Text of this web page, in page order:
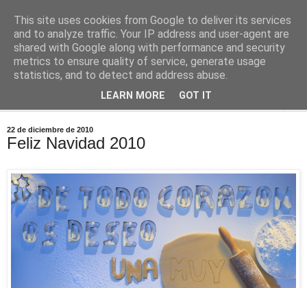
Comoju
La Cocina del Día a Día y el día a día de la Gastronomía
22 de diciembre de 2010
Feliz Navidad 2010
This site uses cookies from Google to deliver its services
and to analyze traffic. Your IP address and user-agent are
shared with Google along with performance and security
metrics to ensure quality of service, generate usage
statistics, and to detect and address abuse.
LEARN MORE GOT IT